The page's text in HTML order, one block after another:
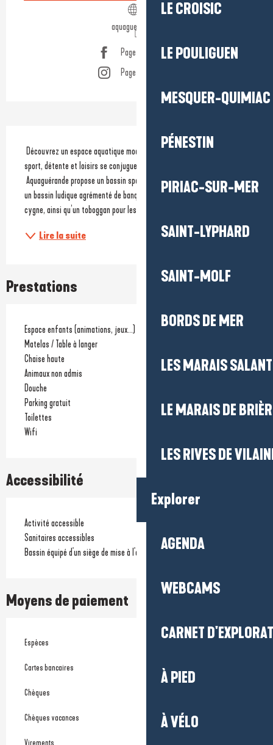
LE CROISIC
LE POULIGUEN
MESQUER-QUIMIAC
PÉNESTIN
PIRIAC-SUR-MER
SAINT-LYPHARD
SAINT-MOLF
BORDS DE MER
LES MARAIS
LE MARAIS DE
LES RIVES DE
Explorer
AGENDA
WEBCAMS
CARNET
À PIED
À VÉLO
aquaguerande.fr
Page Facebook
Page Instagram
Description
sport, détente et loisirs se conjuguent toute l’année.
un bassin ludique agrémenté de banquettes massantes et cols de
cygne, ainsi qu’un toboggan pour les...
Lire la suite
Prestations
Espace enfants (animations, jeux...)
Matelas / Table à langer
Chaise haute
Animaux non admis
Douche
Parking gratuit
Toilettes
Wifi
Accessibilité
Activité accessible
Sanitaires accessibles
Bassin équipé d'un siège de mise à l'eau
Moyens de paiement
Espèces
Cartes bancaires
Chèques
Chèques vacances
Virements